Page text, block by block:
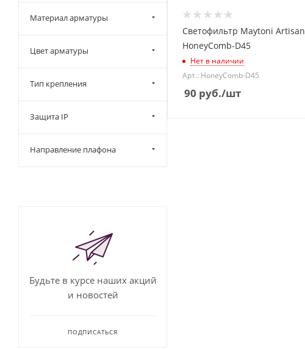
Светофильтр Maytoni Artisan
HoneyComb-D45
Нет в наличии
Арт.: HoneyComb-D45
90 руб./шт
Материал арматуры
Цвет арматуры
Тип крепления
Защита IP
Направление плафона
Будьте в курсе наших акций
и новостей
ПОДПИСАТЬСЯ